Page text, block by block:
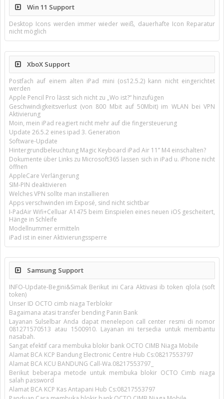
Win 11 Support
Desktop Icons werden immer wieder weiß, dauerhafte Icon Reparatur
nicht möglich
XboX Support
Postfach auf einem alten iPad mini (os12.5.2) kann nicht eingerichtet
werden
Apple Pencil Pro lässt sich nicht zu „Wo ist?“ hinzufügen
Geschwindigkeitsverlust (von 800 Mbit auf 50Mbit) im WLAN bei VPN
Aktivierung
Moin, mein iPad reagiert nicht mehr auf die fingersteuerung
Update 26.5.2 eines ipad 3. Generation
Software-Update
Hintergrundbeleuchtung Magic Keyboard iPad Air 11’’ M4 einschalten?
Dokumente über Links zu Microsoft365 lassen sich in iPad u. iPhone nicht
öffnen
AppleCare Verlängerung
SIM-PIN deaktivieren
Welches VPN sollte man installieren
Apps verschwinden im Exposé, sind nicht sichtbar
I-PadAir Wifi+Celluar A1475 beim Einspielen eines neuen iOS gescheitert,
Hänge in Schleife
Modellnummer ermitteln
iPad ist in einer Aktivierungssperre
Samsung Support
INFO-Update-Begini&Simak Berikut ini Cara Aktivasi ib token qlola (soft
token)
Unser ID OCTO cimb niaga Terblokir
Bagaimana atasi transfer bending Panin Bank
Layanan Sulselbar Anda dapat menelepon call center resmi di nomor
081271570513 atau 1500910. Layanan ini tersedia untuk membantu
nasabah.
Sangat efektif cara membuka blokir bank OCTO CIMB Niaga Mobile
Alamat BCA KCP Bandung Electronic Centre Hub Cs:08217553797
Alamat BCA KCU BANDUNG Call-Wa.08217553797_
Berikut beberapa metode untuk membuka blokir OCTO Cimb niaga
salah password
Alamat BCA KCP Kas Antapani Hub Cs:08217553797